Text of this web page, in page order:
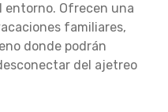
entorno. Ofrecen una
familiares,
donde podrán
del ajetreo